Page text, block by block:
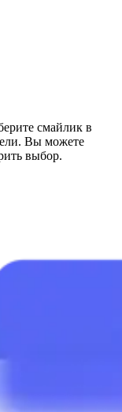
смайлик в
Вы можете
выбор.